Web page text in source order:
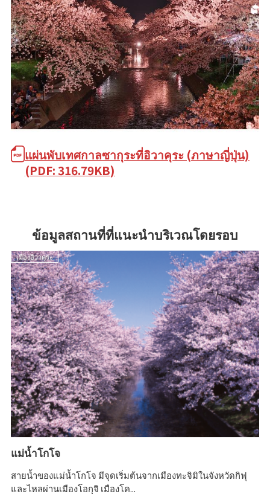
แผ่นพับเทศกาลซากุระที่อิวาคุระ (ภาษาญี่ปุ่น)
(PDF: 316.79KB)
ข้อมูลสถานที่ที่แนะนำบริเวณโดยรอบ
เมืองอิวาคุระ
แม่น้ำโกโจ
สายน้ำของแม่น้ำโกโจ มีจุดเริ่มต้นจากเมืองทะจิมิในจังหวัดกิฟุ
และไหลผ่านเมืองโอกุจิ เมืองโค...